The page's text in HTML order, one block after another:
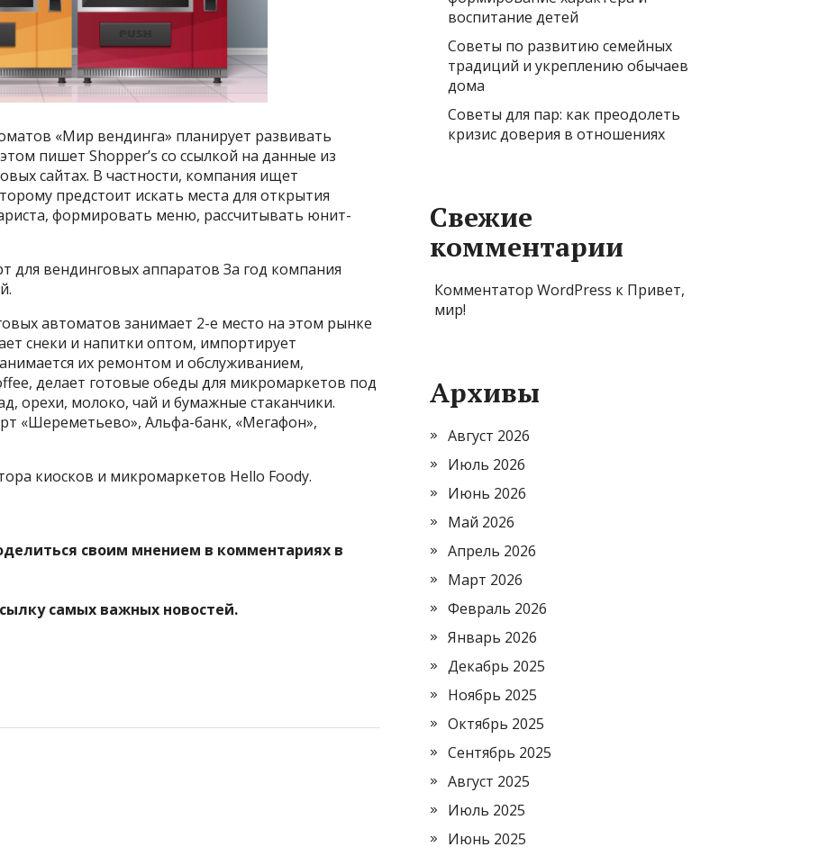
«Мир вендинга» планирует развивать
пишет Shopper’s со ссылкой на данные из
сайтах. В частности, компания ищет
предстоит искать места для открытия
формировать меню, рассчитывать юнит-
для вендинговых аппаратов За год компания
автоматов занимает 2-е место на этом рынке
снеки и напитки оптом, импортирует
их ремонтом и обслуживанием,
делает готовые обеды для микромаркетов под
орехи, молоко, чай и бумажные стаканчики.
«Шереметьево», Альфа-банк, «Мегафон»,
киосков и микромаркетов Hello Foody.
своим мнением в комментариях в
самых важных новостей.
воспитание детей
Советы по развитию семейных
традиций и укреплению обычаев
дома
Советы для пар: как преодолеть
кризис доверия в отношениях
Свежие
комментарии
Комментатор WordPress к Привет,
мир!
Архивы
Август 2026
Июль 2026
Июнь 2026
Май 2026
Апрель 2026
Март 2026
Февраль 2026
Январь 2026
Декабрь 2025
Ноябрь 2025
Октябрь 2025
Сентябрь 2025
Август 2025
Июль 2025
Июнь 2025